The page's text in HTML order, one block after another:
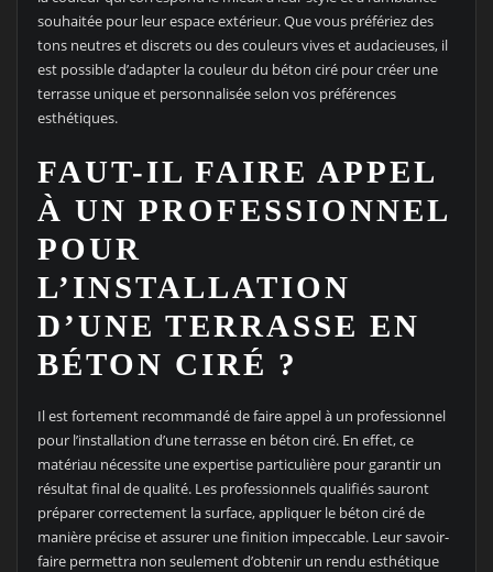
souhaitée pour leur espace extérieur. Que vous préfériez des
tons neutres et discrets ou des couleurs vives et audacieuses, il
est possible d’adapter la couleur du béton ciré pour créer une
terrasse unique et personnalisée selon vos préférences
esthétiques.
FAUT-IL FAIRE APPEL
À UN PROFESSIONNEL
POUR
L’INSTALLATION
D’UNE TERRASSE EN
BÉTON CIRÉ ?
Il est fortement recommandé de faire appel à un professionnel
pour l’installation d’une terrasse en béton ciré. En effet, ce
matériau nécessite une expertise particulière pour garantir un
résultat final de qualité. Les professionnels qualifiés sauront
préparer correctement la surface, appliquer le béton ciré de
manière précise et assurer une finition impeccable. Leur savoir-
faire permettra non seulement d’obtenir un rendu esthétique